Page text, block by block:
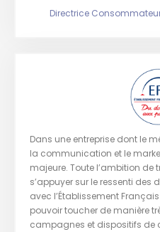
Directrice
Dans une entreprise dont le
la communication et le
majeure. Toute l’ambition
s’appuyer sur le ressenti des
avec l’Établissement
pouvoir toucher de manière
campagnes et dispositifs de